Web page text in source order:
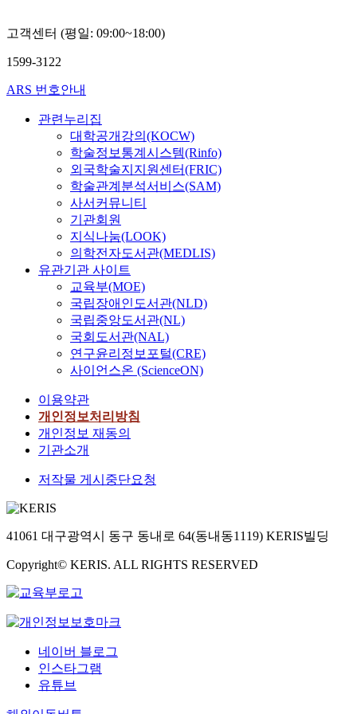
고객센터 (평일: 09:00~18:00)
1599-3122
ARS 번호안내
관련누리집
대학공개강의(KOCW)
학술정보통계시스템(Rinfo)
외국학술지지원센터(FRIC)
학술관계분석서비스(SAM)
사서커뮤니티
기관회원
지식나눔(LOOK)
의학전자도서관(MEDLIS)
유관기관 사이트
교육부(MOE)
국립장애인도서관(NLD)
국립중앙도서관(NL)
국회도서관(NAL)
연구윤리정보포털(CRE)
사이언스온 (ScienceON)
이용약관
개인정보처리방침
개인정보 재동의
기관소개
저작물 게시중단요청
41061 대구광역시 동구 동내로 64(동내동1119) KERIS빌딩
Copyright© KERIS. ALL RIGHTS RESERVED
네이버 블로그
인스타그램
유튜브